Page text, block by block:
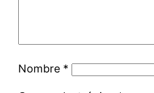
Nombre *